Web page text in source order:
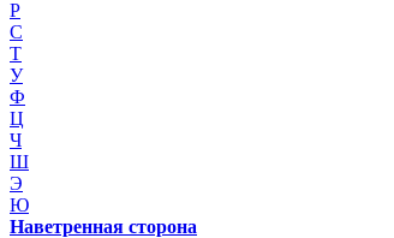
Р
С
Т
У
Ф
Ц
Ч
Ш
Э
Ю
Наветренная сторона